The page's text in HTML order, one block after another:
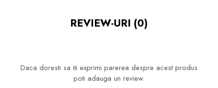
FOLIA AVAND REZISTENTA 9H
LA ZGARIETURI, ASIGURA SI UN
REVIEW-URI (0)
Daca doresti sa iti exprimi parerea despre acest produs
poti adauga un review.